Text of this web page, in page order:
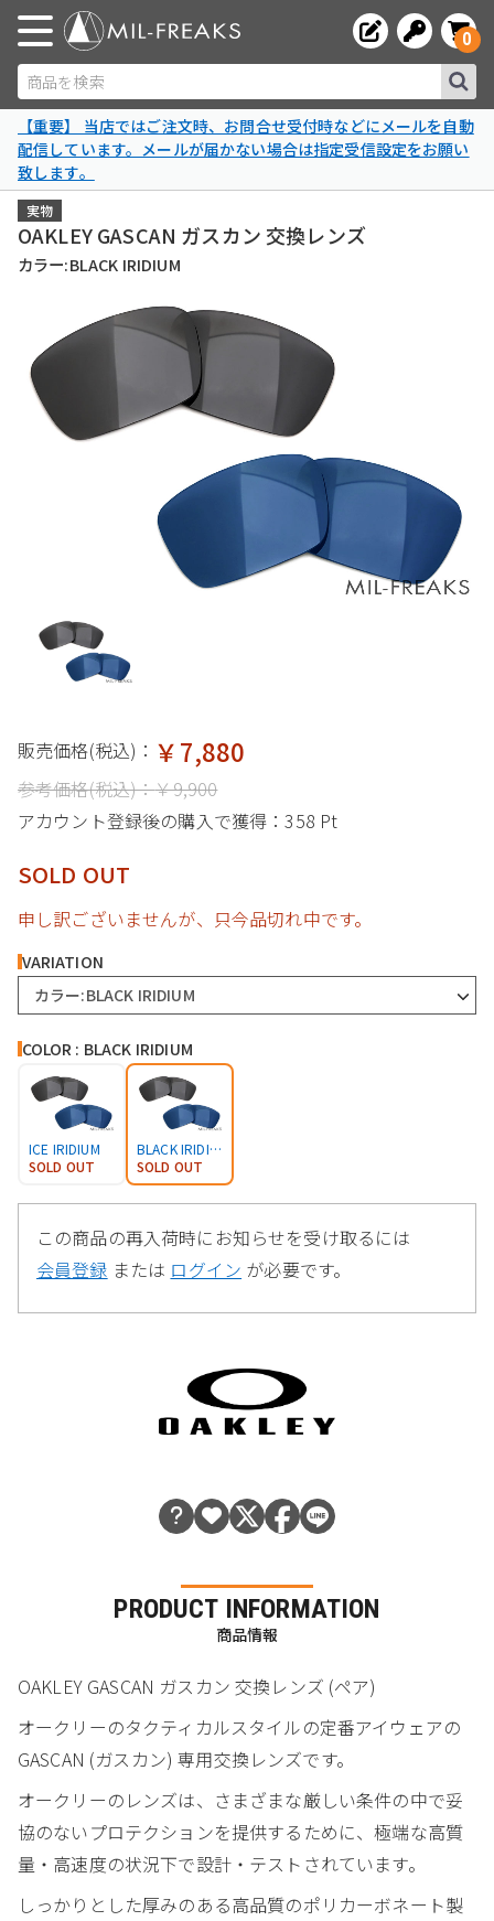
商品を検索
0
【重要】 当店ではご注文時、お問合せ受付時などにメールを自動
配信しています。メールが届かない場合は指定受信設定をお願い
致します。
実物
OAKLEY GASCAN ガスカン 交換レンズ
カラー:BLACK IRIDIUM
販売価格(税込)： ￥7,880
参考価格(税込)：￥9,900
アカウント登録後の購入で獲得：358 Pt
SOLD OUT
申し訳ございませんが、只今品切れ中です。
VARIATION
カラー:BLACK IRIDIUM
COLOR : BLACK IRIDIUM
ICE IRIDIUM
SOLD OUT
BLACK IRIDIUM
SOLD OUT
この商品の再入荷時にお知らせを受け取るには
会員登録 または ログイン が必要です。
PRODUCT INFORMATION
商品情報
OAKLEY GASCAN ガスカン 交換レンズ (ペア)
オークリーのタクティカルスタイルの定番アイウェアの
GASCAN (ガスカン) 専用交換レンズです。
オークリーのレンズは、さまざまな厳しい条件の中で妥
協のないプロテクションを提供するために、極端な高質
量・高速度の状況下で設計・テストされています。
しっかりとした厚みのある高品質のポリカーボネート製